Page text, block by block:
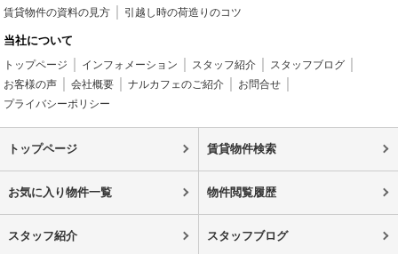
賃貸物件の資料の見方
引越し時の荷造りのコツ
当社について
トップページ インフォメーション スタッフ紹介
スタッフブログ
お客様の声
会社概要 ナルカフェのご紹介
お問合せ
プライバシーポリシー
トップページ 賃貸物件検索
お気に入り物件一覧 物件閲覧履歴
スタッフ紹介 スタッフブログ